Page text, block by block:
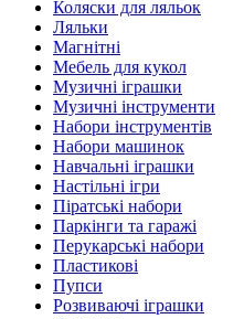
Коляски для ляльок
Ляльки
Магнітні
Мебель для кукол
Музичні іграшки
Музичні інструменти
Набори інструментів
Набори машинок
Навчальні іграшки
Настільні ігри
Піратські набори
Паркінги та гаражі
Перукарські набори
Пластикові
Пупси
Розвиваючі іграшки